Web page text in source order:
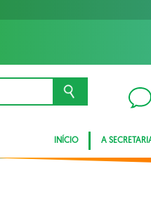
INÍCIO A